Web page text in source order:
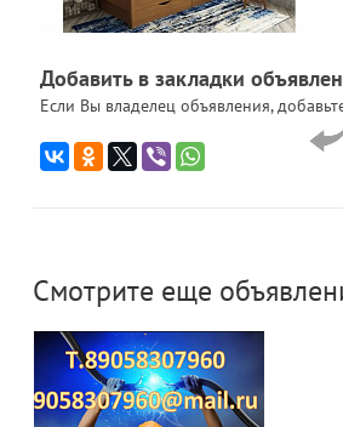
Добавить в закладки
Если Вы владелец объявления,
Смотрите еще